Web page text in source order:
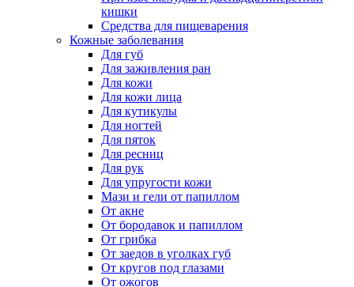
кишки
Средства для пищеварения
Кожные заболевания
Для губ
Для заживления ран
Для кожи
Для кожи лица
Для кутикулы
Для ногтей
Для пяток
Для ресниц
Для рук
Для упругости кожи
Мази и гели от папиллом
От акне
От бородавок и папиллом
От грибка
От заедов в уголках губ
От кругов под глазами
От ожогов